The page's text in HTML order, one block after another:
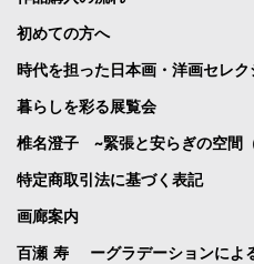
初めての方へ
時代を担った日本画・洋画セレク
暮らしを彩る展覧会
椎名澄子 ~緊張と安らぎの空間
特定商取引法に基づく表記
画廊案内
百瀬 寿 ーグラデーションによ